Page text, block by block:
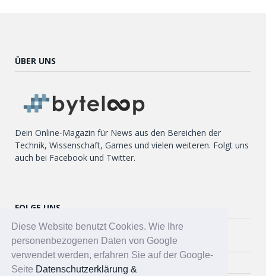
Diese Website benutzt Cookies. Wie Ihre
personenbezogenen Daten von Google
verwendet werden, erfahren Sie auf der Google-
Seite Datenschutzerklärung &
ÜBER UNS
Dein Online-Magazin für News aus den Bereichen der
Technik, Wissenschaft, Games und vielen weiteren. Folgt uns
auch bei Facebook und Twitter.
FOLGE UNS
Twitter
Facebook